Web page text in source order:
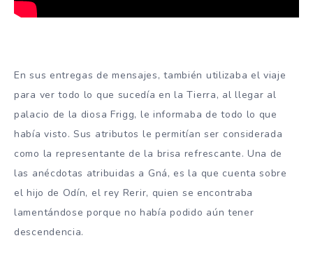
En sus entregas de mensajes, también utilizaba el viaje
para ver todo lo que sucedía en la Tierra, al llegar al
palacio de la diosa Frigg, le informaba de todo lo que
había visto. Sus atributos le permitían ser considerada
como la representante de la brisa refrescante. Una de
las anécdotas atribuidas a Gná, es la que cuenta sobre
el hijo de Odín, el rey Rerir, quien se encontraba
lamentándose porque no había podido aún tener
descendencia.